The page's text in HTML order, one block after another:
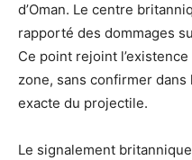
d’Oman. Le centre
rapporté des dommages
Ce point rejoint
zone, sans confirmer
exacte du projectile.
Le signalement